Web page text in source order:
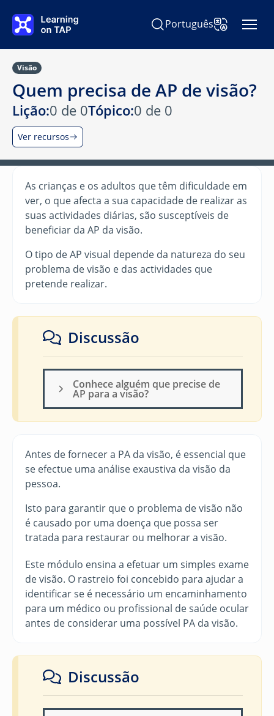
Pesquisar Learning on TAP
PortuguêsAlterar idioma
Visão
Quem precisa de AP de visão?
Lição:0 de 0Tópico:0 de 0
Ver recursos
As crianças e os adultos que têm dificuldade em
ver, o que afecta a sua capacidade de realizar as
suas actividades diárias, são susceptíveis de
beneficiar da AP da visão.
O tipo de AP visual depende da natureza do seu
problema de visão e das actividades que
pretende realizar.
Discussão
Conhece alguém que precise de
AP para a visão?
Antes de fornecer a PA da visão, é essencial que
se efectue uma análise exaustiva da visão da
pessoa.
Isto para garantir que o problema de visão não
é causado por uma doença que possa ser
tratada para restaurar ou melhorar a visão.
Este módulo ensina a efetuar um simples exame
de visão. O rastreio foi concebido para ajudar a
identificar se é necessário um encaminhamento
para um médico ou profissional de saúde ocular
antes de considerar uma possível PA da visão.
Discussão